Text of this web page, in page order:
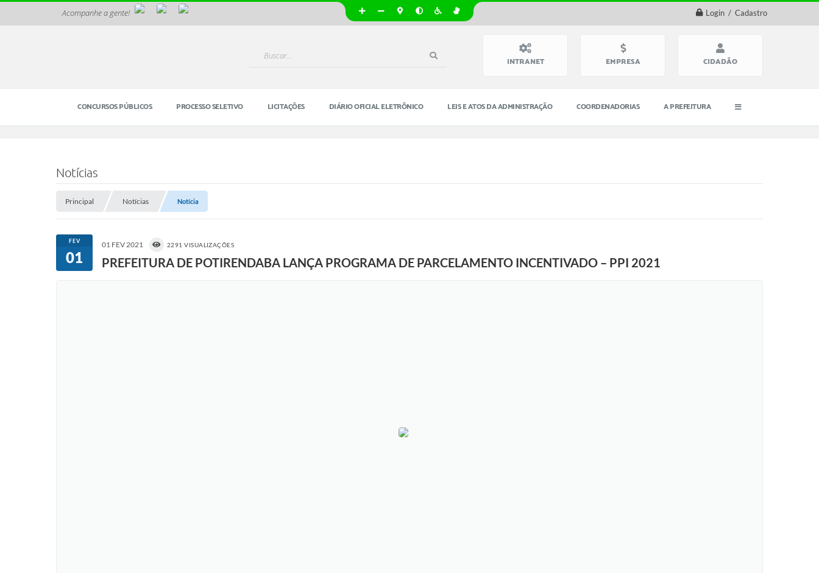
Login / Cadastro
Acompanhe a gente!
CIDADÃO
EMPRESA
INTRANET
CONCURSOS PÚBLICOS PROCESSO SELETIVO LICITAÇÕES DIÁRIO OFICIAL ELETRÔNICO LEIS E ATOS DA ADMINISTRAÇÃO COORDENADORIAS A PREFEITURA
Notícias
Principal Notícias Notícia
FEV
01
01 FEV 2021 2291 VISUALIZAÇÕES
PREFEITURA DE POTIRENDABA LANÇA PROGRAMA DE PARCELAMENTO INCENTIVADO – PPI 2021